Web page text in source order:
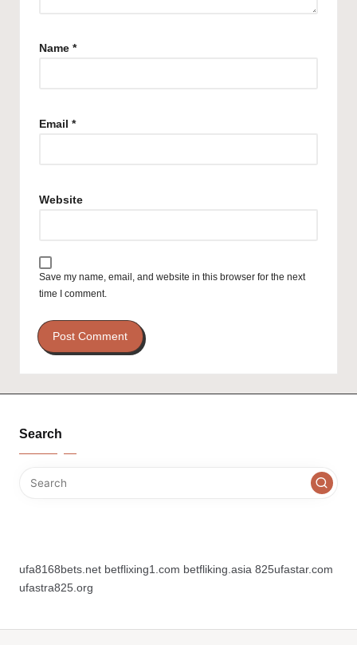
Name *
Email *
Website
Save my name, email, and website in this browser for the next
time I comment.
Search
ufa8168bets.net betflixing1.com betfliking.asia 825ufastar.com
ufastra825.org